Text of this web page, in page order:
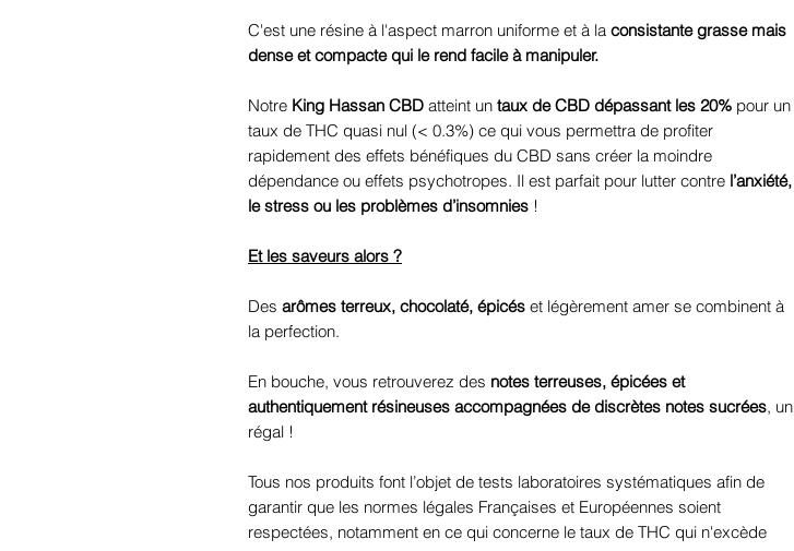
C'est une résine à l'aspect marron uniforme et à la consistante grasse mais
dense et compacte qui le rend facile à manipuler.
Notre King Hassan CBD atteint un taux de CBD dépassant les 20% pour un
taux de THC quasi nul (< 0.3%) ce qui vous permettra de profiter
rapidement des effets bénéfiques du CBD sans créer la moindre
dépendance ou effets psychotropes. Il est parfait pour lutter contre l’anxiété,
le stress ou les problèmes d’insomnies !
Et les saveurs alors ?
Des arômes terreux, chocolaté, épicés et légèrement amer se combinent à
la perfection.
En bouche, vous retrouverez des notes terreuses, épicées et
authentiquement résineuses accompagnées de discrètes notes sucrées, un
régal !
Tous nos produits font l’objet de tests laboratoires systématiques afin de
garantir que les normes légales Françaises et Européennes soient
respectées, notamment en ce qui concerne le taux de THC qui n'excède